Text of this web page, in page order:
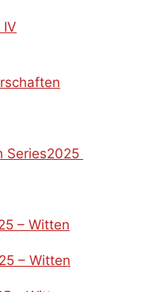
Series2025
– Witten
– Witten